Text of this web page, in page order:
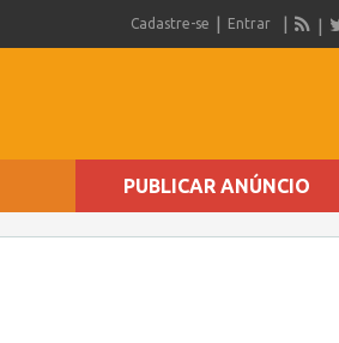
Cadastre-se Entrar
PUBLICAR ANÚNCIO